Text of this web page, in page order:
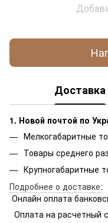
Доставка
1. Новой почтой по
Мелкогабаритные
Товары среднего
Крупногабаритные
Подробнее о доставке:
Онлайн оплата
Оплата на расчетный